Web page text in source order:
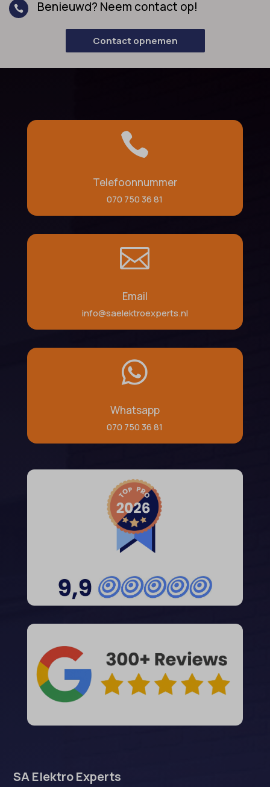
 Benieuwd? Neem contact op!
Contact opnemen

Telefoonnummer
070 750 36 81

Email
info@saelektroexperts.nl

Whatsapp
070 750 36 81
SA Elektro Experts